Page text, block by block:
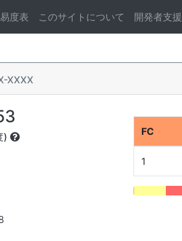
度表 このサイトについて 開発者支援
XXXX
) FC
1